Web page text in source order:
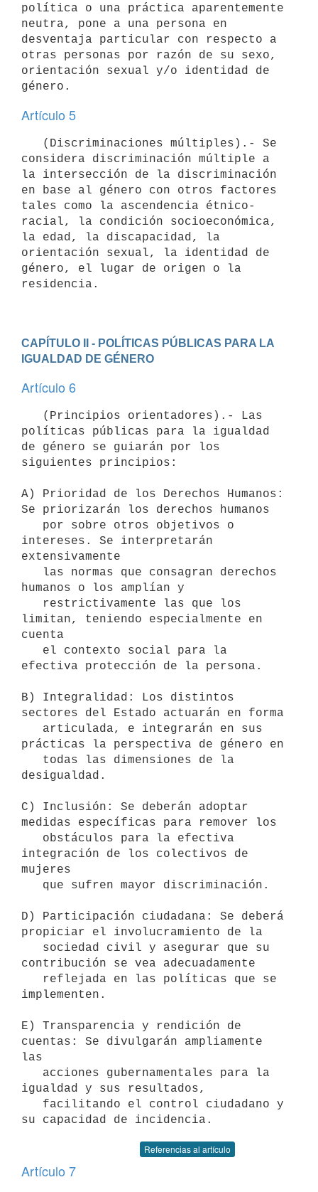
política o una práctica aparentemente
neutra, pone a una persona en
desventaja particular con respecto a
otras personas por razón de su sexo,
orientación sexual y/o identidad de
Artículo 5
considera discriminación múltiple a
la intersección de la discriminación
en base al género con otros factores
tales como la ascendencia étnico-
racial, la condición socioeconómica,
la edad, la discapacidad, la
orientación sexual, la identidad de
género, el lugar de origen o la
residencia.
CAPÍTULO II - POLÍTICAS PÚBLICAS PARA LA
IGUALDAD DE GÉNERO
Artículo 6
políticas públicas para la igualdad
de género se guiarán por los
siguientes principios:
A) Prioridad de los Derechos Humanos:
Se priorizarán los derechos humanos
intereses. Se interpretarán
extensivamente
humanos o los amplían y
limitan, teniendo especialmente en
cuenta
efectiva protección de la persona.
B) Integralidad: Los distintos
sectores del Estado actuarán en forma
prácticas la perspectiva de género en
desigualdad.
C) Inclusión: Se deberán adoptar
medidas específicas para remover los
integración de los colectivos de
mujeres
D) Participación ciudadana: Se deberá
propiciar el involucramiento de la
contribución se vea adecuadamente
implementen.
E) Transparencia y rendición de
cuentas: Se divulgarán ampliamente
las
igualdad y sus resultados,
Referencias al artículo
Artículo 7